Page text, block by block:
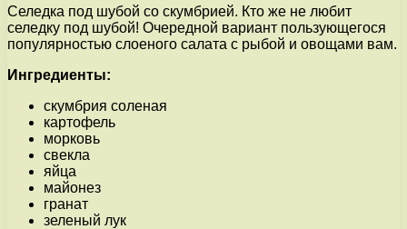
Селедка под шубой со скумбрией. Кто же не любит
селедку под шубой! Очередной вариант пользующегося
популярностью слоеного салата с рыбой и овощами вам.
Ингредиенты:
скумбрия соленая
картофель
морковь
свекла
яйца
майонез
гранат
зеленый лук